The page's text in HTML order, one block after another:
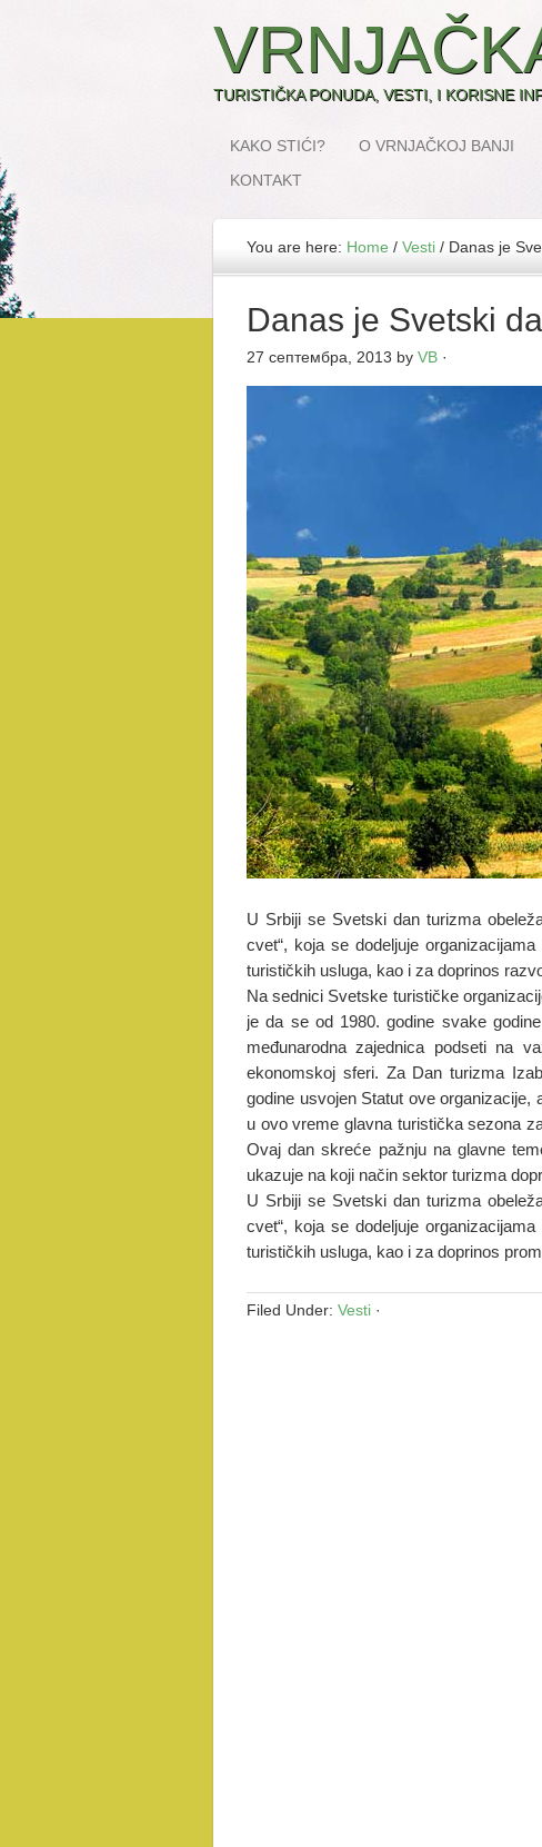
TURISTIČKA PONUDA, VESTI, I KORISNE
KAKO STIĆI? O VRNJAČKOJ BANJI
KONTAKT
You are here: Home / Vesti / Danas je
Danas je Svetski
27 септембра, 2013 by VB ·
U Srbiji se Svetski dan turizma
cvet“, koja se dodeljuje
turističkih usluga, kao i za doprinos
Na sednici Svetske turističke
je da se od 1980. godine svake
međunarodna zajednica podseti na
ekonomskoj sferi. Za Dan turizma
godine usvojen Statut ove
u ovo vreme glavna turistička sezona
Ovaj dan skreće pažnju na glavne
ukazuje na koji način sektor turizma
U Srbiji se Svetski dan turizma
cvet“, koja se dodeljuje
turističkih usluga, kao i za doprinos
Filed Under: Vesti ·